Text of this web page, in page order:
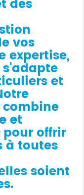
des
vos
expertise,
et
et
offrir
à toutes
soient